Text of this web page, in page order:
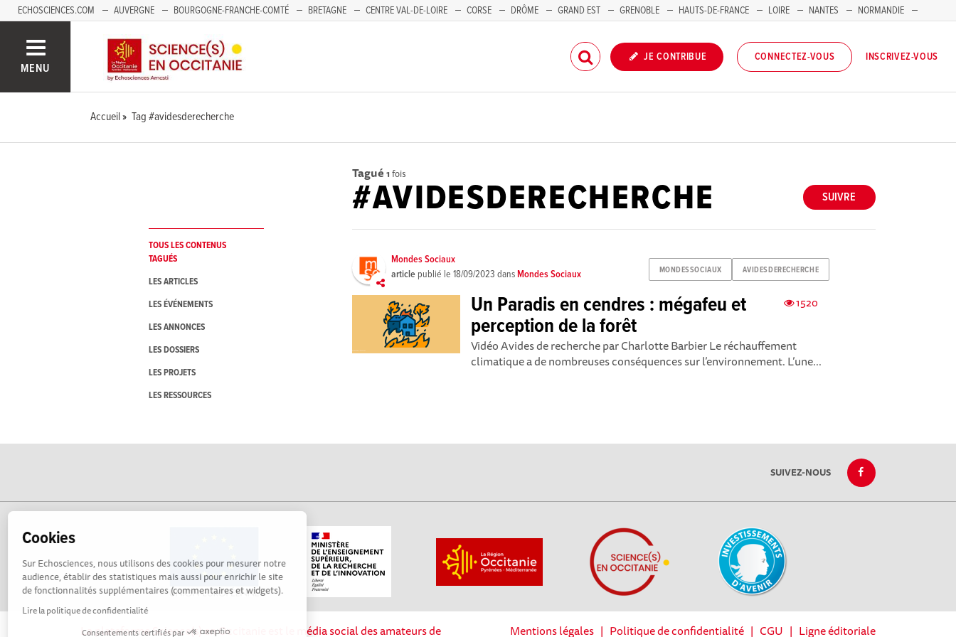
Cookies
Sur Echosciences, nous utilisons des cookies pour mesurer notre
audience, établir des statistiques mais aussi pour enrichir le site
de fonctionnalités supplémentaires (commentaires et widgets).
Lire la politique de confidentialité
Consentements certifiés par
ECHOSCIENCES.COM AUVERGNE BOURGOGNE-FRANCHE-COMTÉ BRETAGNE CENTRE VAL-DE-LOIRE CORSE DRÔME GRAND EST GRENOBLE HAUTS-DE-FRANCE LOIRE NANTES
NORMANDIE
MENU
JE CONTRIBUE CONNECTEZ-VOUS INSCRIVEZ-VOUS
Accueil Tag #avidesderecherche
TOUS LES CONTENUS
TAGUÉS
LES ARTICLES
LES ÉVÉNEMENTS
LES ANNONCES
LES DOSSIERS
LES PROJETS
LES RESSOURCES
Tagué 1 fois
SUIVRE
#AVIDESDERECHERCHE
MONDESSOCIAUX AVIDESDERECHERCHE
Mondes Sociaux
article publié le18/09/2023 dansMondes Sociaux
1520
Un Paradis en cendres : mégafeu et
perception de la forêt
Vidéo Avides de recherche par Charlotte Barbier Le réchauffement
climatique a de nombreuses conséquences sur l’environnement. L’une...
SUIVEZ-NOUS
La plateforme Science(s) en Occitanie est le média social des amateurs de Mentions légales| Politique de confidentialité| CGU | Ligne éditoriale